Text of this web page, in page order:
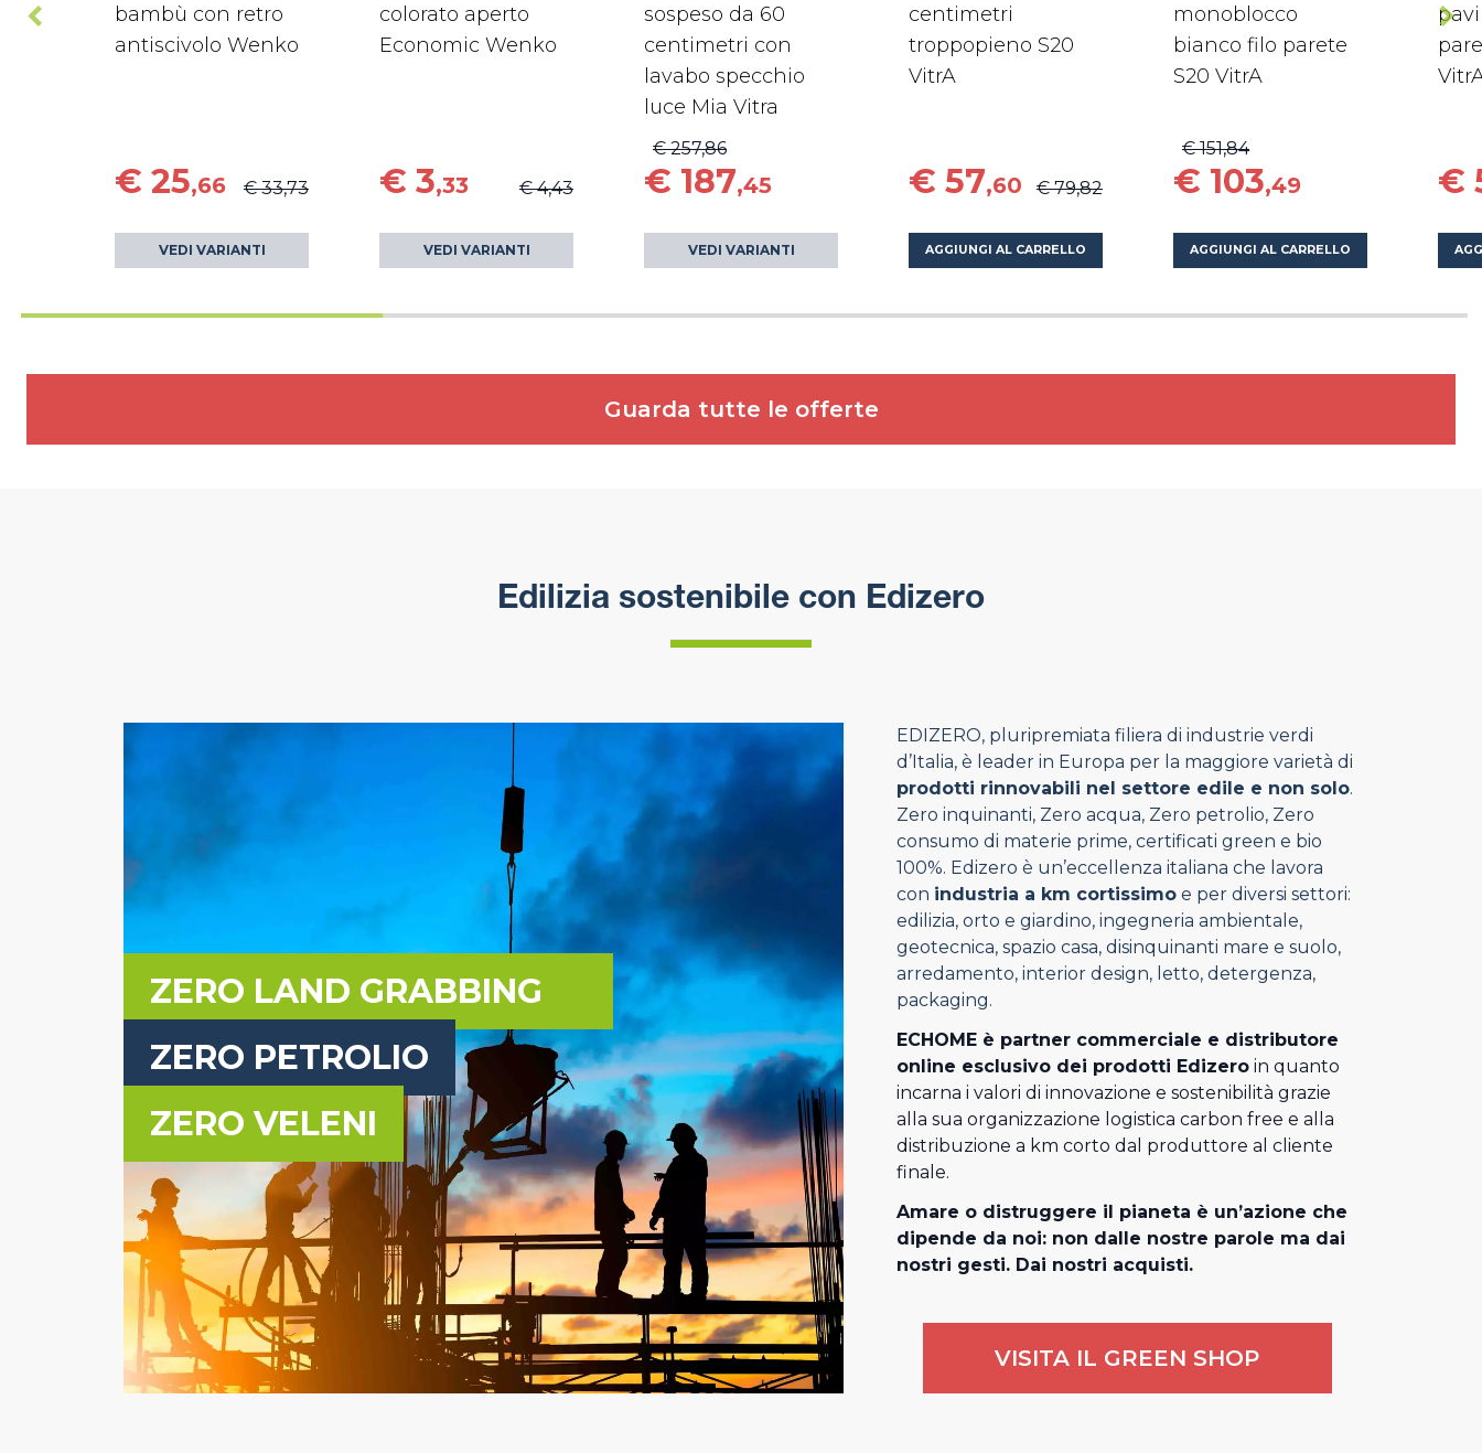
bambù con retro
antiscivolo Wenko
€ 25,66 € 33,73
VEDI VARIANTI
colorato aperto
Economic Wenko
€ 3,33 € 4,43
VEDI VARIANTI
sospeso da 60
centimetri con
lavabo specchio
luce Mia Vitra
€ 187,45
€ 257,86
VEDI VARIANTI
centimetri
troppopieno S20
VitrA
€ 57,60 € 79,82
AGGIUNGI AL CARRELLO
monoblocco
bianco filo parete
S20 VitrA
€ 103,49
€ 151,84
AGGIUNGI AL CARRELLO
€
Guarda tutte le offerte
Edilizia sostenibile con Edizero
ZERO LAND GRABBING
ZERO PETROLIO
ZERO VELENI
EDIZERO, pluripremiata filiera di industrie verdi
d’Italia, è leader in Europa per la maggiore varietà di
prodotti rinnovabili nel settore edile e non solo.
Zero inquinanti, Zero acqua, Zero petrolio, Zero
consumo di materie prime, certificati green e bio
100%. Edizero è un’eccellenza italiana che lavora
con industria a km cortissimoe per diversi settori:
edilizia, orto e giardino, ingegneria ambientale,
geotecnica, spazio casa, disinquinanti mare e suolo,
arredamento, interior design, letto, detergenza,
packaging.
ECHOME è partner commerciale e distributore
online esclusivo dei prodotti Edizeroin quanto
incarna i valori di innovazione e sostenibilità grazie
alla sua organizzazione logistica carbon free e alla
distribuzione a km corto dal produttore al cliente
finale.
Amare o distruggere il pianeta è un’azione che
dipende da noi: non dalle nostre parole ma dai
nostri gesti. Dai nostri acquisti.
VISITA IL GREEN SHOP